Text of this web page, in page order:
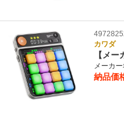
カワダ
【メ
メーカ
納品価